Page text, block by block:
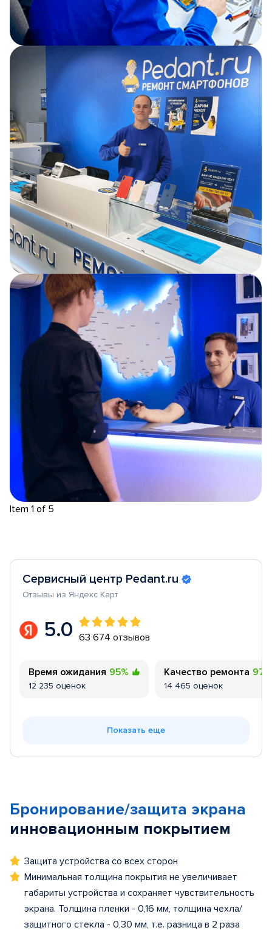
Item 1 of 5
Сервисный центр Pedant.ru
Отзывы из Яндекс Карт
5.0 63 674 отзывов
Время ожидания 95%
12 235 оценок
Качество ремонта 97%
14 465 оценок
Показать еще
Бронирование/защита экрана
инновационным покрытием
Защита устройства со всех сторон
Минимальная толщина покрытия не увеличивает
габариты устройства и сохраняет чувствительность
экрана. Толщина пленки - 0,16 мм, толщина чехла/
защитного стекла - 0,30 мм, т.е. разница в 2 раза